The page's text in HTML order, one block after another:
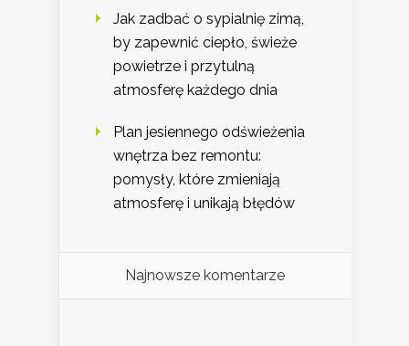
Jak zadbać o sypialnię zimą,
by zapewnić ciepło, świeże
powietrze i przytulną
atmosferę każdego dnia
Plan jesiennego odświeżenia
wnętrza bez remontu:
pomysły, które zmieniają
atmosferę i unikają błędów
Najnowsze komentarze